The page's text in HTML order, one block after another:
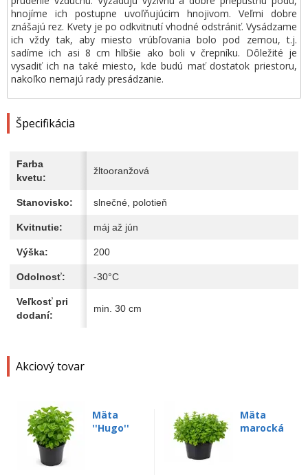
Akciový tovar
Mäta
''Hugo''
Mäta
marocká
hnojíme ich postupne uvoľňujúcim hnojivom. Veľmi dobre
znášajú rez. Kvety je po odkvitnutí vhodné odstrániť. Vysádzame
ich vždy tak, aby miesto vrúbľovania bolo pod zemou, t.j.
sadíme ich asi 8 cm hlbšie ako boli v črepníku. Dôležité je
vysadiť ich na také miesto, kde budú mať dostatok priestoru,
nakoľko nemajú rady presádzanie.
Špecifikácia
Farba
kvetu:
žltooranžová
Stanovisko: slnečné, polotieň
Kvitnutie: máj až jún
Výška: 200
Odolnosť: -30°C
Veľkosť pri
dodaní:
min. 30 cm